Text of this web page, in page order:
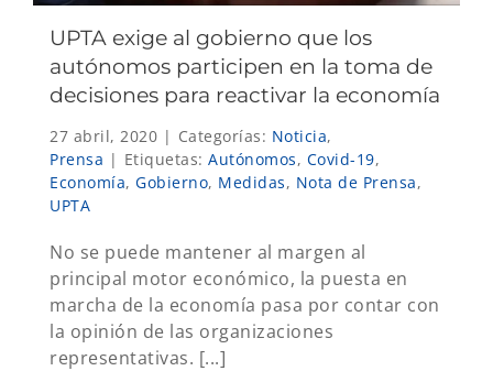
UPTA exige al gobierno que los
autónomos participen en la toma de
decisiones para reactivar la economía
27 abril, 2020 | Categorías: Noticia,
Prensa | Etiquetas: Autónomos, Covid-19,
Economía, Gobierno, Medidas, Nota de Prensa,
UPTA
No se puede mantener al margen al
principal motor económico, la puesta en
marcha de la economía pasa por contar con
la opinión de las organizaciones
representativas. [...]